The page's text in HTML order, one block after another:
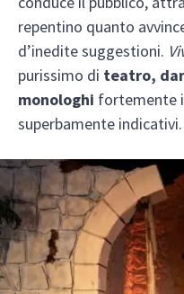
repentino quanto
d’inedite suggestioni.
purissimo di teatro,
monologhi fortemente
superbamente indicativi.